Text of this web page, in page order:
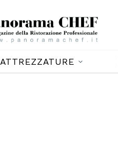
ATTREZZATURE